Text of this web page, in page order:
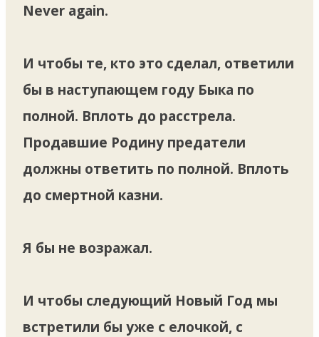
Never again.
И чтобы те, кто это сделал, ответили
бы в наступающем году Быка по
полной. Вплоть до расстрела.
Продавшие Родину предатели
должны ответить по полной. Вплоть
до смертной казни.
Я бы не возражал.
И чтобы следующий Новый Год мы
встретили бы уже с елочкой, с